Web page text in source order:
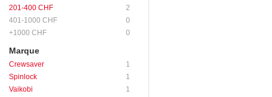
201-400 CHF
2
401-1000 CHF
0
+1000 CHF
0
Marque
Crewsaver
1
Spinlock
1
Vaikobi
1